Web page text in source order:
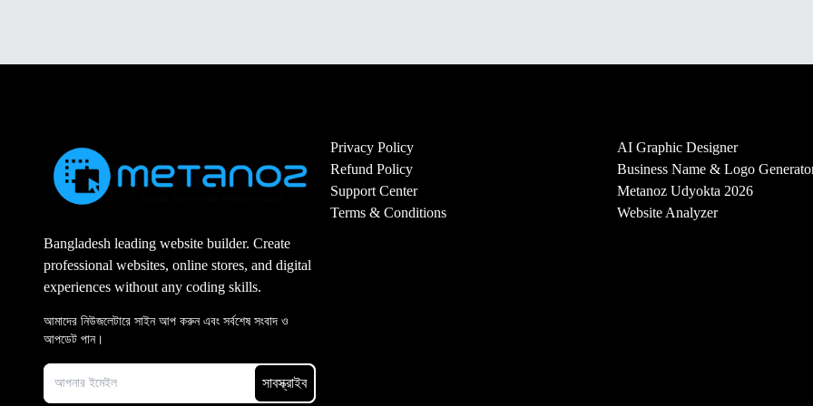
Bangladesh leading website builder. Create
professional websites, online stores, and digital
experiences without any coding skills.
Privacy Policy
Refund Policy
Support Center
Terms & Conditions
AI Graphic Designer
Business Name & Logo
Metanoz Udyokta 2026
Website Analyzer
আমাদের নিউজলেটারে সাইন আপ করুন এবং সর্বশেষ সংবাদ ও
আপডেট পান।